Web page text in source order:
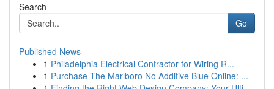
Search
Go
Published News
1 Philadelphia Electrical Contractor for Wiring R...
1 Purchase The Marlboro No Additive Blue Online: ...